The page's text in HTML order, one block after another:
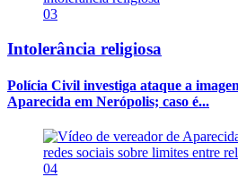
03
Intolerância religiosa
Polícia Civil investiga ataque a
Aparecida em Nerópolis; caso é...
04